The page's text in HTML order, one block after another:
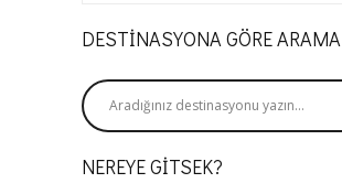
DESTINASYONA GÖRE ARAMA
NEREYE GITSEK?